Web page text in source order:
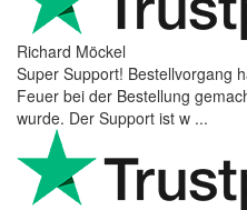
Richard Möckel
Super Support! Bestellvorgang
Feuer bei der Bestellung
wurde. Der Support ist w ...